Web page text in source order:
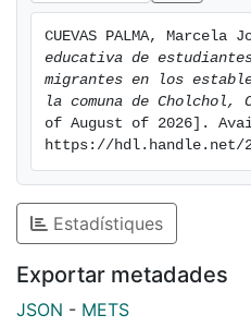
CUEVAS PALMA, Marcela
educativa de
migrantes en los
la comuna de Cholchol,
of August of 2026].
https://hdl.handle.net/
Estadístiques
Exportar metadades
JSON - METS